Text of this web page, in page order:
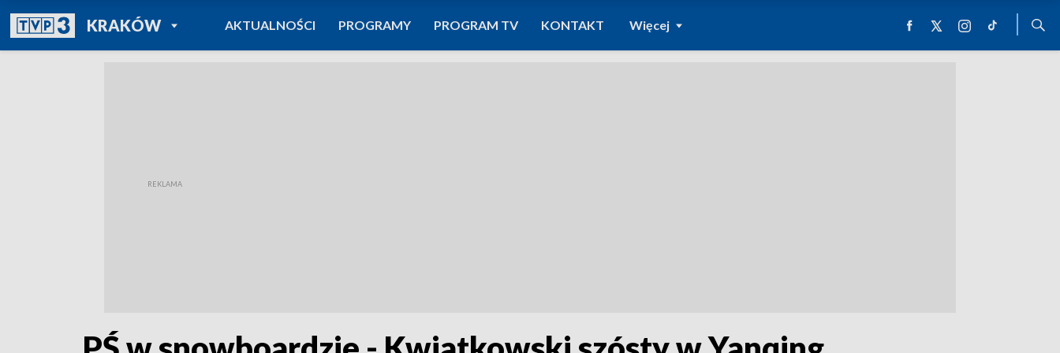
KRAKÓWPOWRÓT DO
TVP REGIONY
AKTUALNOŚCI PROGRAMY PROGRAM TV KONTAKT Więcej